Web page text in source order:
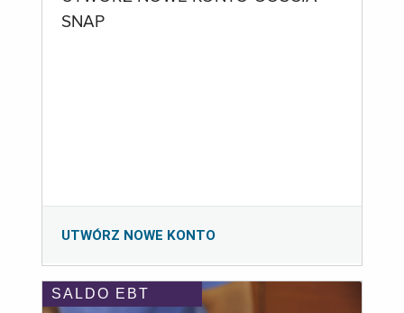
SNAP
UTWÓRZ NOWE KONTO
SALDO EBT